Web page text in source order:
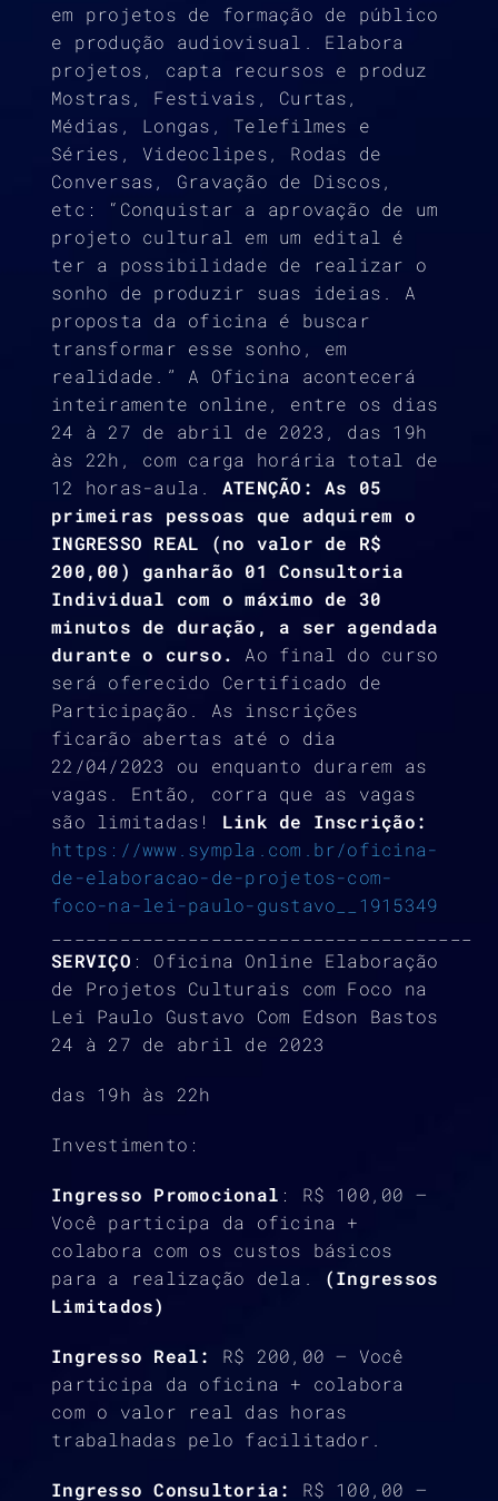
em projetos de formação de público
e produção audiovisual. Elabora
projetos, capta recursos e produz
Mostras, Festivais, Curtas,
Médias, Longas, Telefilmes e
Séries, Videoclipes, Rodas de
Conversas, Gravação de Discos,
etc: “Conquistar a aprovação de um
projeto cultural em um edital é
ter a possibilidade de realizar o
sonho de produzir suas ideias. A
proposta da oficina é buscar
transformar esse sonho, em
realidade.” A Oficina acontecerá
inteiramente online, entre os dias
24 à 27 de abril de 2023, das 19h
às 22h, com carga horária total de
12 horas-aula. ATENÇÃO: As 05
primeiras pessoas que adquirem o
INGRESSO REAL (no valor de R$
200,00) ganharão 01 Consultoria
Individual com o máximo de 30
minutos de duração, a ser agendada
durante o curso.
Ao final do curso
será oferecido Certificado de
Participação. As inscrições
ficarão abertas até o dia
22/04/2023 ou enquanto durarem as
vagas. Então, corra que as vagas
são limitadas! Link de Inscrição:
https://www.sympla.com.br/oficina-
de-elaboracao-de-projetos-com-
foco-na-lei-paulo-gustavo__1915349
SERVIÇO : Oficina Online Elaboração
de Projetos Culturais com Foco na
Lei Paulo Gustavo Com Edson Bastos
24 à 27 de abril de 2023
das 19h às 22h
Investimento:
Ingresso Promocional : R$ 100,00 –
Você participa da oficina +
colabora com os custos básicos
para a realização dela. (Ingressos
Limitados)
Ingresso Real:
R$ 200,00 – Você
participa da oficina + colabora
com o valor real das horas
trabalhadas pelo facilitador.
Ingresso Consultoria: R$ 100,00 –